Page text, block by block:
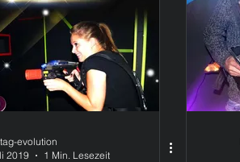
evolution
2019
1 Min. Lesezeit